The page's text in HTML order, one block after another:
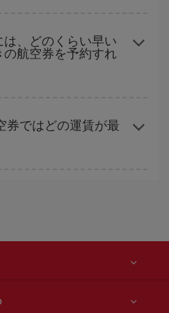
、
早めのご予約とフレキシブル
だけ早い時期に予約した航空券が
付や時間帯をあまり固定せずに探
、どのくらい早い
航空券を予約すれ
ミー）のご利用可能な残数に応じ
を獲得するには早い時期でのご購入
券ではどの運賃が最